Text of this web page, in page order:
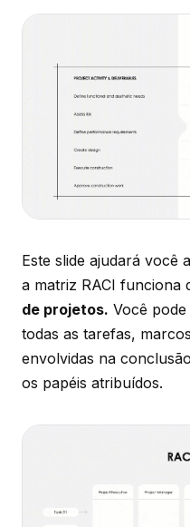
Este slide ajudará você
a matriz RACI funciona
de projetos. Você
todas as tarefas,
envolvidas na
os papéis atribuídos.